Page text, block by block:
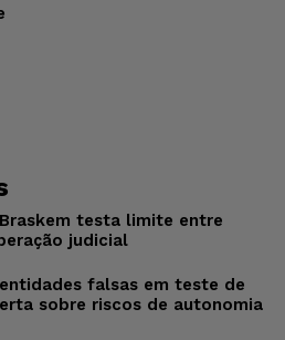
testa limite entre
judicial
falsas em teste de
sobre riscos de autonomia